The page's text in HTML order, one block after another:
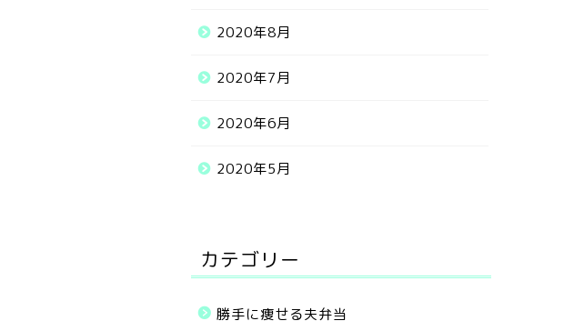
2020年8月
2020年7月
2020年6月
2020年5月
カテゴリー
勝手に痩せる夫弁当